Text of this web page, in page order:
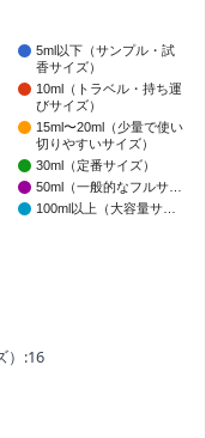
5ml以下（サンプル・試
香サイズ）
10ml（トラベル・持ち運
びサイズ）
15ml〜20ml（少量で使い
切りやすいサイズ）
30ml（定番サイズ）
50ml（一般的なフルサ…
100ml以上（大容量サ…
）:16